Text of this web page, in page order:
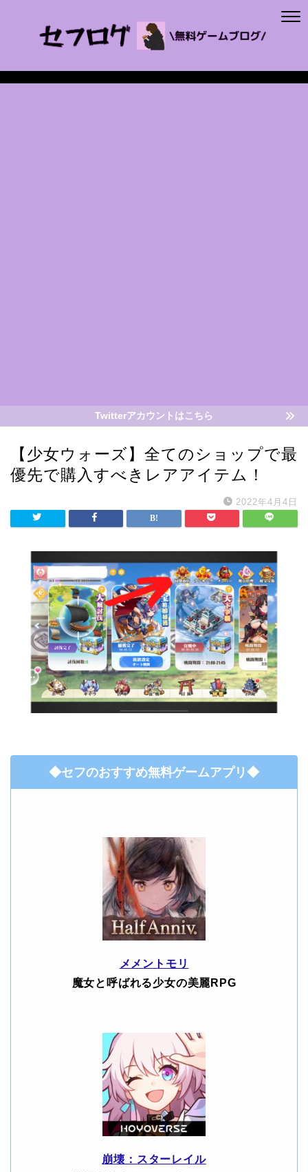
Twitterアカウントはこちら
【少女ウォーズ】全てのショップで最
優先で購入すべきレアアイテム！
2022年4月4日
◆セフのおすすめ無料ゲームアプリ◆
メメントモリ
魔女と呼ばれる少女の美麗RPG
崩壊：スターレイル